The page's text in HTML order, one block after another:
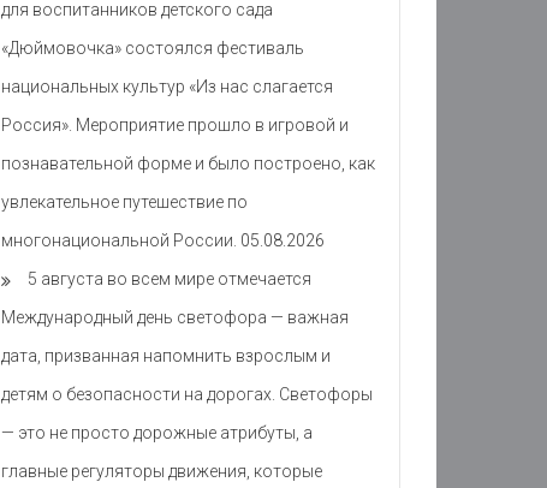
для воспитанников детского сада
«Дюймовочка» состоялся фестиваль
национальных культур «Из нас слагается
Россия». Мероприятие прошло в игровой и
познавательной форме и было построено, как
увлекательное путешествие по
многонациональной России. 05.08.2026
5 августа во всем мире отмечается
Международный день светофора — важная
дата, призванная напомнить взрослым и
детям о безопасности на дорогах. Светофоры
— это не просто дорожные атрибуты, а
главные регуляторы движения, которые